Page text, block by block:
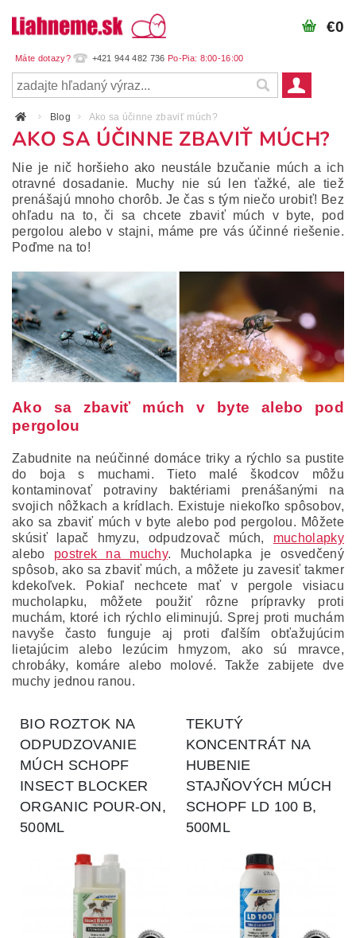
+421 944 482 736
€0
Blog Ako sa účinne zbaviť múch?
AKO SA ÚČINNE ZBAVIŤ MÚCH?
Nie je nič horšieho ako neustále bzučanie múch a ich
otravné dosadanie. Muchy nie sú len ťažké, ale tiež
prenášajú mnoho chorôb. Je čas s tým niečo urobiť! Bez
ohľadu na to, či sa chcete zbaviť múch v byte, pod
pergolou alebo v stajni, máme pre vás účinné riešenie.
Poďme na to!
Ako sa zbaviť múch v byte alebo pod
pergolou
Zabudnite na neúčinné domáce triky a rýchlo sa pustite
do boja s muchami. Tieto malé škodcov môžu
kontaminovať potraviny baktériami prenášanými na
svojich nôžkach a krídlach. Existuje niekoľko spôsobov,
ako sa zbaviť múch v byte alebo pod pergolou. Môžete
skúsiť lapač hmyzu, odpudzovač múch, mucholapky
alebo postrek na muchy. Mucholapka je osvedčený
spôsob, ako sa zbaviť múch, a môžete ju zavesiť takmer
kdekoľvek. Pokiaľ nechcete mať v pergole visiacu
mucholapku, môžete použiť rôzne prípravky proti
muchám, ktoré ich rýchlo eliminujú. Sprej proti muchám
navyše často funguje aj proti ďalším obťažujúcim
lietajúcim alebo lezúcim hmyzom, ako sú mravce,
chrobáky, komáre alebo molové. Takže zabijete dve
muchy jednou ranou.